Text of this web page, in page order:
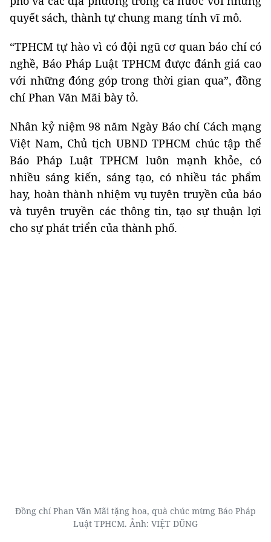
quyết sách, thành tự chung mang tính vĩ mô.
“TPHCM tự hào vì có đội ngũ cơ quan báo chí có
nghề, Báo Pháp Luật TPHCM được đánh giá cao
với những đóng góp trong thời gian qua”, đồng
chí Phan Văn Mãi bày tỏ.
Nhân kỷ niệm 98 năm Ngày Báo chí Cách mạng
Việt Nam, Chủ tịch UBND TPHCM chúc tập thể
Báo Pháp Luật TPHCM luôn mạnh khỏe, có
nhiều sáng kiến, sáng tạo, có nhiều tác phẩm
hay, hoàn thành nhiệm vụ tuyên truyền của báo
và tuyên truyền các thông tin, tạo sự thuận lợi
cho sự phát triển của thành phố.
Đồng chí Phan Văn Mãi tặng hoa, quà chúc mừng Báo Pháp
Luật TPHCM. Ảnh: VIỆT DŨNG